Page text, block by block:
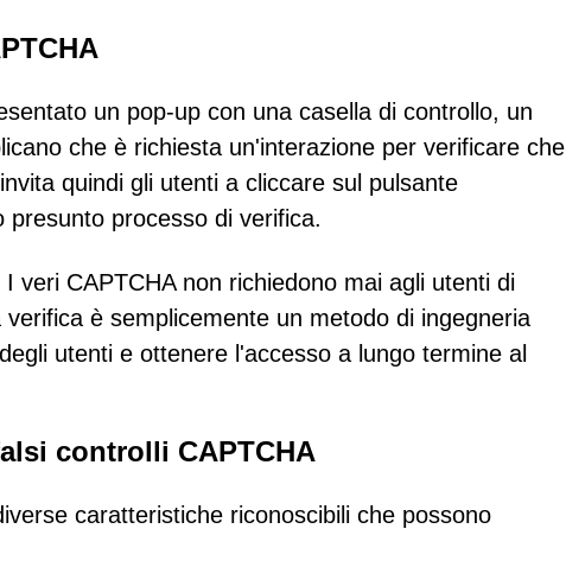
un pop-up con una casella di controllo, un
che è richiesta un'interazione per verificare che
quindi gli utenti a cliccare sul pulsante
processo di verifica.
veri CAPTCHA non richiedono mai agli utenti di
è semplicemente un metodo di ingegneria
utenti e ottenere l'accesso a lungo termine al
controlli CAPTCHA
caratteristiche riconoscibili che possono